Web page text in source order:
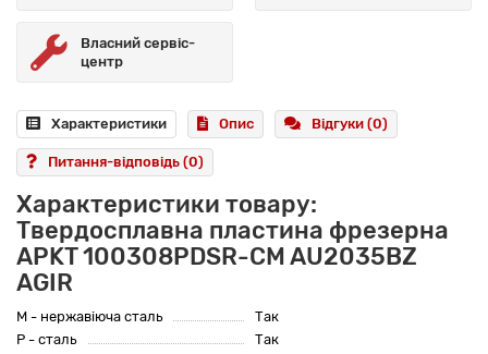
Власний сервіс-
центр
Характеристики Опис Відгуки (0)
Питання-відповідь (0)
Характеристики товару:
Твердосплавна пластина фрезерна
APKT 100308PDSR-CM AU2035BZ
AGIR
M - нержавіюча сталь
Так
P - сталь
Так